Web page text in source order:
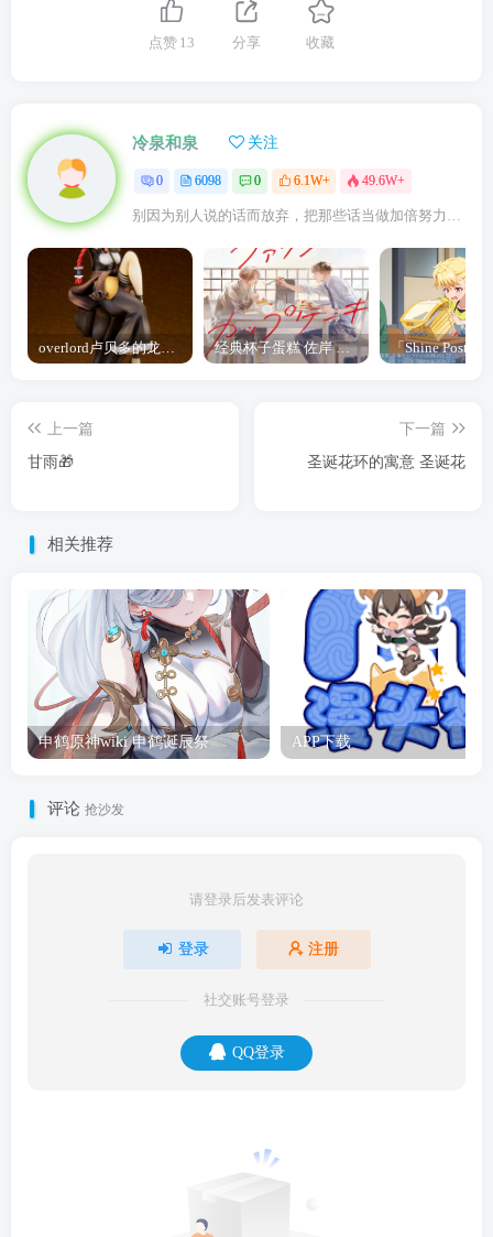
点赞 13 分享 收藏
冷泉和泉 关注
0 6098 0 6.1W+ 49.6W+
别因为别人说的话而放弃，把那些话当做加倍努力的动力
overlord卢贝多的龙王谁厉害 「Overlord」露普斯蕾琪娜·贝塔手办开订 经典杯子蛋糕 佐岸 漫画「经典杯子蛋糕」宣布真人日剧化
上一篇
甘雨🎁
下一篇
圣诞花环的寓意 圣诞花
相关推荐
申鹤原神wiki 申鹤诞辰祭 APP下载
评论 抢沙发
请登录后发表评论
登录 注册
社交账号登录
QQ登录